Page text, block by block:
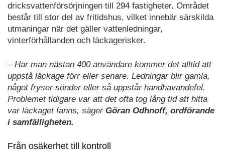
dricksvattenförsörjningen till 294 fastigheter. Området
består till stor del av fritidshus, vilket innebär särskilda
utmaningar när det gäller vattenledningar,
vinterförhållanden och läckagerisker.
– Har man nästan 400 användare kommer det alltid att
uppstå läckage förr eller senare. Ledningar blir gamla,
något fryser sönder eller så uppstår handhavandefel.
Problemet tidigare var att det ofta tog lång tid att hitta
var läckaget fanns, säger Göran Odhnoff, ordförande
i samfälligheten.
Från osäkerhet till kontroll